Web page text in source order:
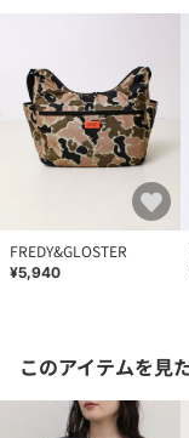
FREDY&GLOSTER
¥5,940